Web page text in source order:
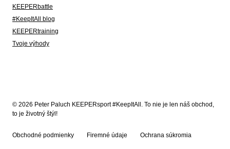
KEEPERbattle
#KeepItAll blog
KEEPERtraining
Tvoje výhody
© 2026 Peter Paluch KEEPERsport #KeepItAll. To nie je len náš obchod,
to je životný štýl!
Obchodné podmienky Firemné údaje Ochrana súkromia